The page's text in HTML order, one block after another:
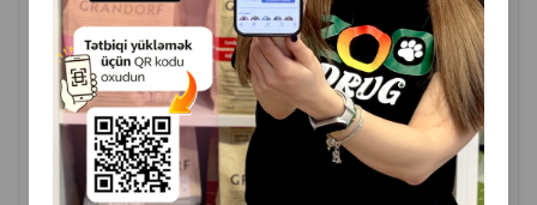
PCHELODAR SLEZNKA LOSYONU, ITLƏR VƏ PIŞIKLƏRIN
GÖZLƏRINI TƏMIZLƏMƏK ÜÇÜN 50 ML.